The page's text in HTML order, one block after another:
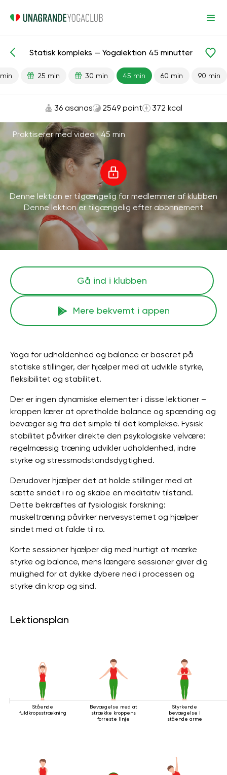
Færdiglavede lektioner Energi
Statisk kompleks — Yogalektion 45 minutter
25 min 30 min 45 min 60 min 90 min
36 asanas 2549 point 372 kcal
Praktiserer med video ·45 min
Denne lektion er tilgængelig for medlemmer af klubben
Denne lektion er tilgængelig efter abonnement
Gå ind i klubben
Mere bekvemt i appen
Yoga for udholdenhed og balance er baseret på
statiske stillinger, der hjælper med at udvikle styrke,
fleksibilitet og stabilitet.
Der er ingen dynamiske elementer i disse lektioner –
kroppen lærer at opretholde balance og spænding og
bevæger sig fra det simple til det komplekse. Fysisk
stabilitet påvirker direkte den psykologiske velvære:
regelmæssig træning udvikler udholdenhed, indre
styrke og stressmodstandsdygtighed.
Derudover hjælper det at holde stillinger med at
sætte sindet i ro og skabe en meditativ tilstand.
Dette bekræftes af fysiologisk forskning:
muskeltræning påvirker nervesystemet og hjælper
sindet med at falde til ro.
Korte sessioner hjælper dig med hurtigt at mærke
styrke og balance, mens længere sessioner giver dig
mulighed for at dykke dybere ned i processen og
styrke din krop og sind.
Lektionsplan
Stående
fuldkropsstrækning
Bevægelse med at
strække kroppens
forreste linje
Styrkende
bevægelse i
stående arme